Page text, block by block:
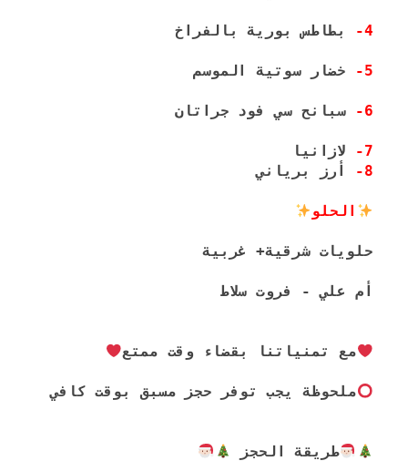
4- بطاطس بورية بالفراخ
5- خضار سوتية الموسم
6- سبانح سي فود جراتان
7-
لازانيا
8-
أرز برياني
الحلو
حلويات شرقية+ غربية
أم علي - فروت سلاط
مع تمنياتنا بقضاء وقت ممتع
ملحوظة يجب توفر حجز مسبق بوقت كافي
طريقة الحجز